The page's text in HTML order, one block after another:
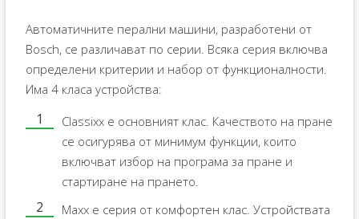
Автоматичните перални машини, разработени от
Bosch, се различават по серии. Всяка серия включва
определени критерии и набор от функционалности.
Има 4 класа устройства:
Classixx е основният клас. Качеството на пране
се осигурява от минимум функции, които
включват избор на програма за пране и
стартиране на прането.
Maxx е серия от комфортен клас. Устройствата